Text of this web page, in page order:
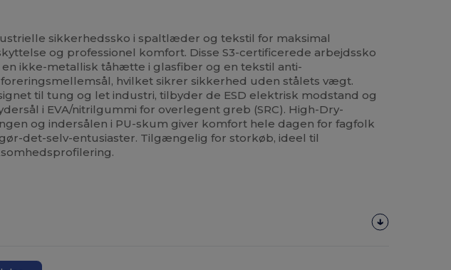
sikkerhedssko i spaltlæder og tekstil for maksimal
og professionel komfort. Disse S3-certificerede arbejdssko
en ikke-metallisk tåhætte i glasfiber og en tekstil anti-
hvilket sikrer sikkerhed uden stålets vægt.
til tung og let industri, tilbyder de ESD elektrisk modstand og
i EVA/nitrilgummi for overlegent greb (SRC). High-Dry-
og indersålen i PU-skum giver komfort hele dagen for fagfolk
det-selv-entusiaster. Tilgængelig for storkøb, ideel til